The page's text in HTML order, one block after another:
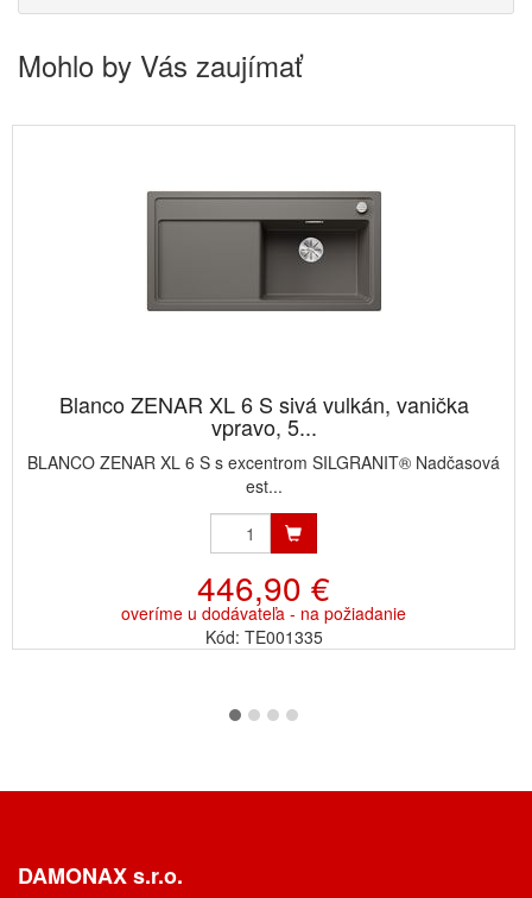
Mohlo by Vás zaujímať
Blanco ZENAR XL 6 S sivá vulkán, vanička
vpravo, 5...
BLANCO ZENAR XL 6 S s excentrom SILGRANIT® Nadčasová
est...
446,90 €
overíme u dodávateľa - na požiadanie
Kód: TE001335
DAMONAX s.r.o.